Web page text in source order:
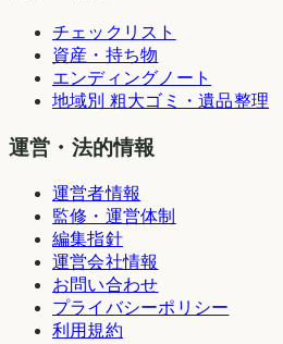
チェックリスト
資産・持ち物
エンディングノート
地域別 粗大ゴミ・遺品整理
運営・法的情報
運営者情報
監修・運営体制
編集指針
運営会社情報
お問い合わせ
プライバシーポリシー
利用規約